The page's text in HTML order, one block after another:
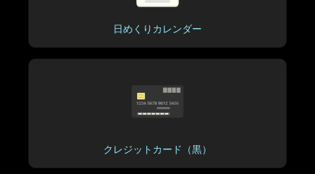
日めくりカレンダー
クレジットカード（黒）